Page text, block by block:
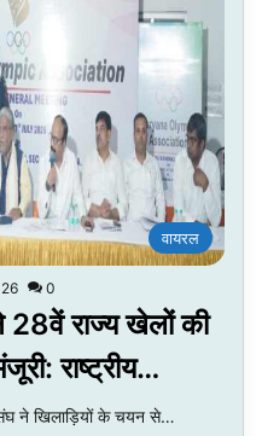
वायरल
0
28वें राज्य खेलों की
राष्ट्रीय…
ने खिलाड़ियों के चयन से…